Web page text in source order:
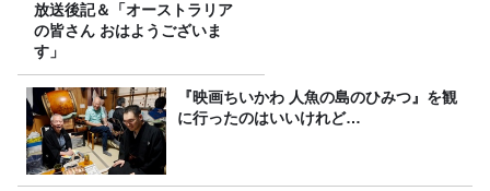
放送後記＆「オーストラリア
の皆さん おはようございま
す」
『映画ちいかわ 人魚の島のひみつ』を観
に行ったのはいいけれど…